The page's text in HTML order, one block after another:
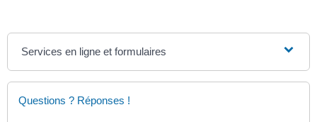
Services en ligne et formulaires
Questions ? Réponses !